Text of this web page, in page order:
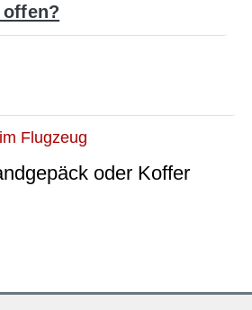
offen?
Flugzeug
oder Koffer